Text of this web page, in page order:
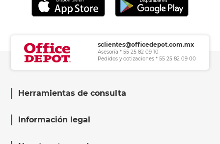
sclientes@officedepot.com.mx
Asesoría * 55 25 82 09 10
Pedidos y cotizaciones * 55 25 82 09 00
Herramientas de consulta
Información legal